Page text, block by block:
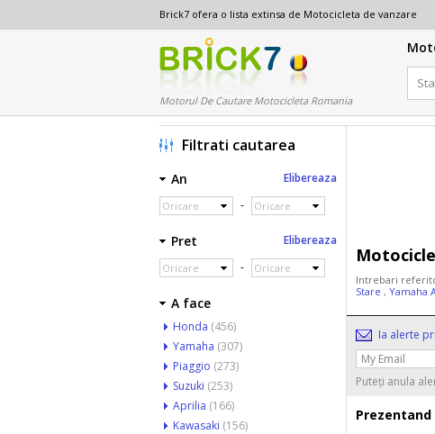
Brick7 ofera o lista extinsa de Motocicleta de vanzare
Motorul De Cautare Motocicleta Romania
Intrebari
Stare , Yamaha
Ia alerte
Puteți anula
Prezentand
Filtrati cautarea
An Elibereaza
Oricare - Oricare
Pret Elibereaza
Oricare - Oricare
A face
Honda (456)
Yamaha (307)
Piaggio (273)
Suzuki (253)
Aprilia (166)
Kawasaki (156)